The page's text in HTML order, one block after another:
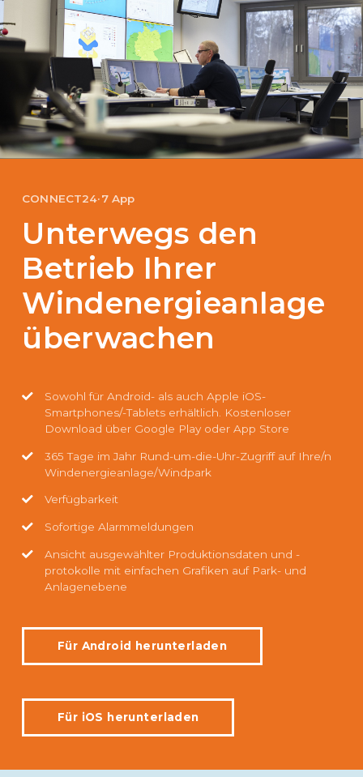
CONNECT24·7 App
Unterwegs den
Betrieb Ihrer
Windenergieanlage
überwachen
Sowohl für Android- als auch Apple iOS-
Smartphones/-Tablets erhältlich. Kostenloser
Download über Google Play oder App Store
365 Tage im Jahr Rund-um-die-Uhr-Zugriff auf Ihre/n
Windenergieanlage/Windpark
Verfügbarkeit
Sofortige Alarmmeldungen
Ansicht ausgewählter Produktionsdaten und -
protokolle mit einfachen Grafiken auf Park- und
Anlagenebene
Für Android herunterladen
Für iOS herunterladen